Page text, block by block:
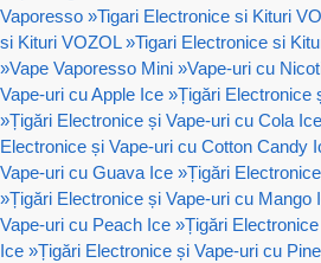
Vaporesso »Tigari Electronice si Kituri
si Kituri VOZOL »Tigari Electronice si
»Vape Vaporesso Mini »Vape-uri cu
Vape-uri cu Apple Ice »Țigări Electronice
»Țigări Electronice și Vape-uri cu Cola
Electronice și Vape-uri cu Cotton Candy
Vape-uri cu Guava Ice »Țigări
»Țigări Electronice și Vape-uri cu Mango
Vape-uri cu Peach Ice »Țigări
Ice »Țigări Electronice și Vape-uri cu